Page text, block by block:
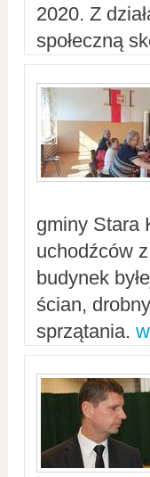
2020. Z
społeczną
gminy Stara
uchodźców
budynek
ścian,
sprzątania.